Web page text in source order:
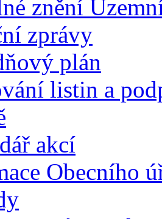
znění
zprávy
plán
listin a
akcí
Obecního